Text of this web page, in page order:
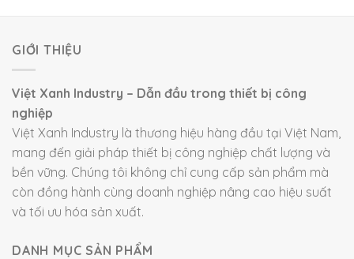
GIỚI THIỆU
Việt Xanh Industry – Dẫn đầu trong thiết bị công
nghiệp
Việt Xanh Industry là thương hiệu hàng đầu tại Việt Nam,
mang đến giải pháp thiết bị công nghiệp chất lượng và
bền vững. Chúng tôi không chỉ cung cấp sản phẩm mà
còn đồng hành cùng doanh nghiệp nâng cao hiệu suất
và tối ưu hóa sản xuất.
DANH MỤC SẢN PHẨM